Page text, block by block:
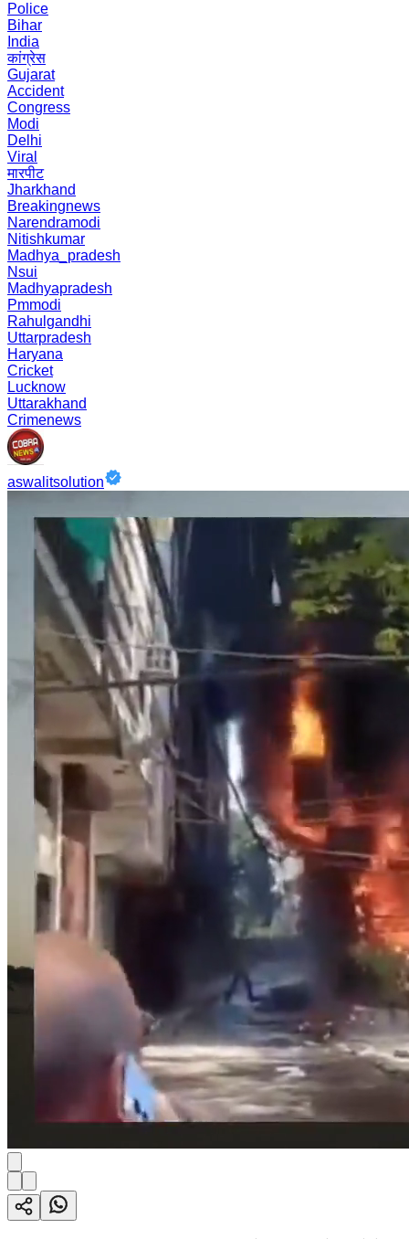
Police
Bihar
India
कांग्रेस
Gujarat
Accident
Congress
Modi
Delhi
Viral
मारपीट
Jharkhand
Breakingnews
Narendramodi
Nitishkumar
Madhya_pradesh
Nsui
Madhyapradesh
Pmmodi
Rahulgandhi
Uttarpradesh
Haryana
Cricket
Lucknow
Uttarakhand
Crimenews
aswalitsolution